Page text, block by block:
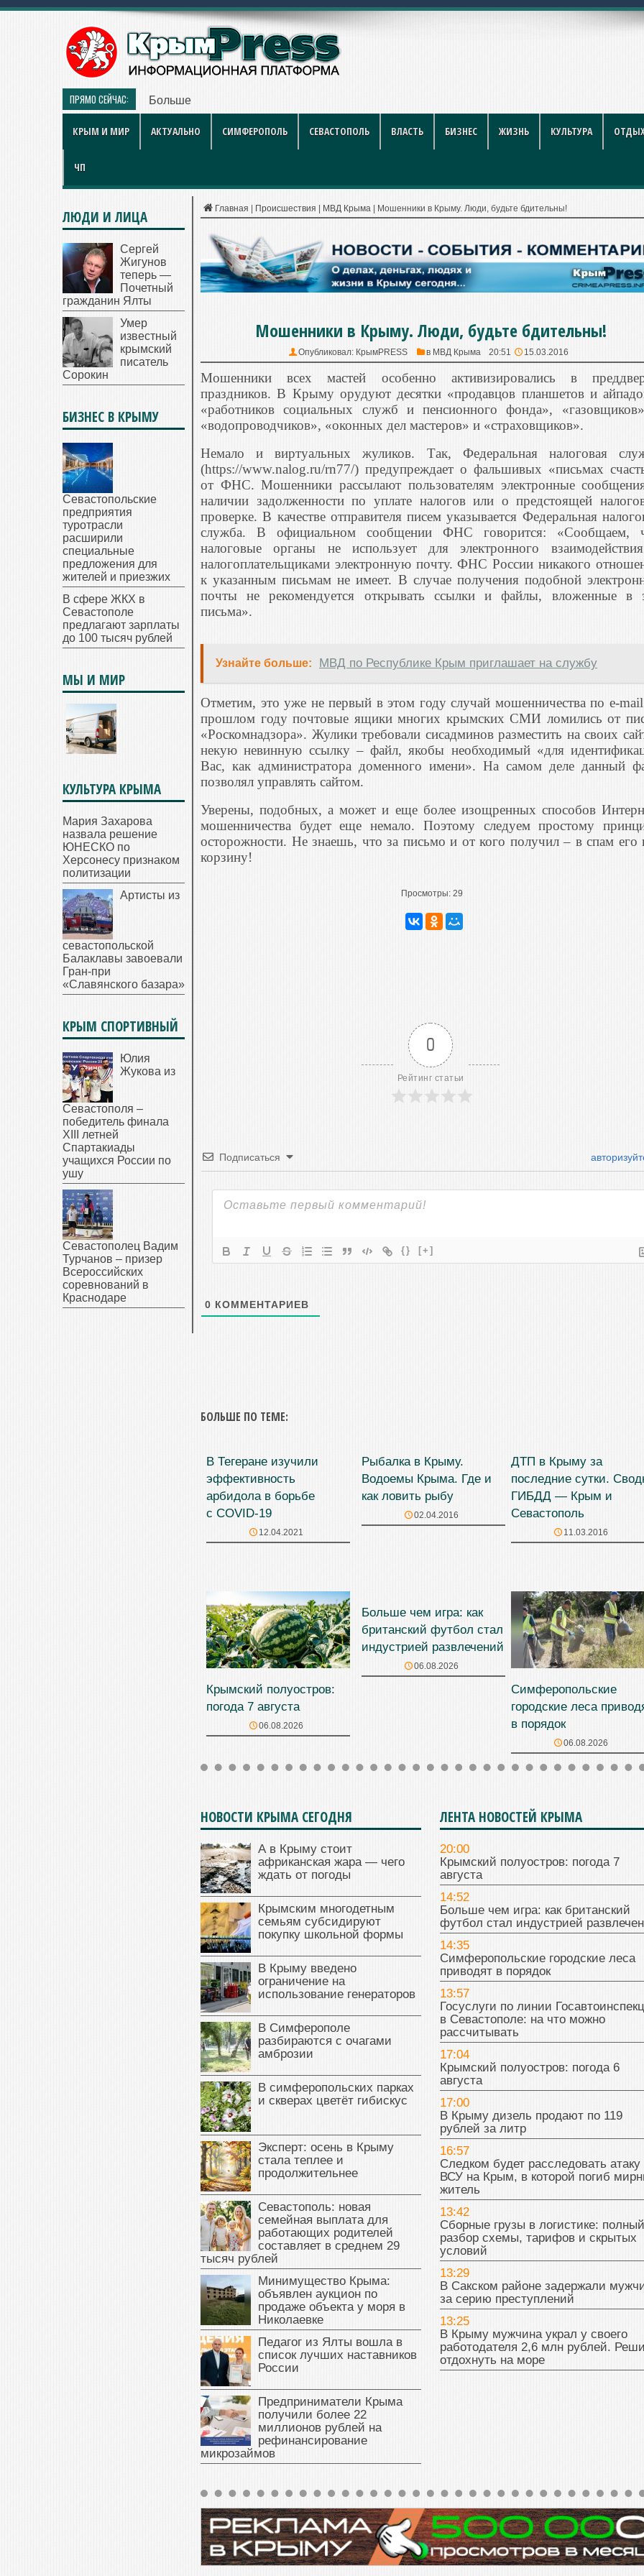
ПРЯМО СЕЙЧАС: Больше чем игра: как британский футбол стал индустрие
КРЫМ И МИР АКТУАЛЬНО СИМФЕРОПОЛЬ СЕВАСТОПОЛЬ ВЛАСТЬ БИЗНЕС ЖИЗНЬ КУЛЬТУРА
ЧП
Главная Происшествия МВД Крыма Мошенники в Крыму. Люди, будьте бдительны!
Мошенники в Крыму. Люди, будьте бдительны!
Опубликовал: КрымPRESS в МВД Крыма 20:51 15.03.2016
Мошенники всех мастей особенно активизировались в
праздников. В Крыму орудуют десятки «продавцов планшетов и
«работников социальных служб и пенсионного фонда»,
«водопроводчиков», «оконных дел мастеров» и «страховщиков».
Немало и виртуальных жуликов. Так, Федеральная налоговая
(https://www.nalog.ru/rn77/) предупреждает о фальшивых «письмах
от ФНС. Мошенники рассылают пользователям электронные
наличии задолженности по уплате налогов или о предстоящей
проверке. В качестве отправителя писем указывается Федеральная
служба. В официальном сообщении ФНС говорится: «Сообщаем,
налоговые органы не использует для электронного
налогоплательщиками электронную почту. ФНС России никакого
к указанным письмам не имеет. В случае получения подобной
почты не рекомендуется открывать ссылки и файлы, вложенные в
письма».
Узнайте больше: МВД по Республике Крым приглашает на службу
Отметим, это уже не первый в этом году случай мошенничества по e-
прошлом году почтовые ящики многих крымских СМИ ломились от
«Роскомнадзора». Жулики требовали сисадминов разместить на своих
некую невинную ссылку – файл, якобы необходимый «для
Вас, как администратора доменного имени». На самом деле данный
позволял управлять сайтом.
Уверены, подобных, а может и еще более изощренных способов
мошенничества будет еще немало. Поэтому следуем простому
осторожности. Не знаешь, что за письмо и от кого получил – в спам его
корзину!
Просмотры: 29
0
Рейтинг статьи
Подписаться
{} [+]
0 КОММЕНТАРИЕВ
БОЛЬШЕ ПО ТЕМЕ:
В Тегеране изучили
эффективность
арбидола в борьбе
с COVID-19
12.04.2021
Рыбалка в Крыму.
Водоемы Крыма. Где и
как ловить рыбу
02.04.2016
ДТП в Крыму за
последние сутки.
ГИБДД — Крым и
Севастополь
11.03.2016
Крымский полуостров:
погода 7 августа
06.08.2026
Больше чем игра: как
британский футбол стал
индустрией развлечений
06.08.2026
Симферопольские
городские леса
в порядок
06.08.2026
НОВОСТИ КРЫМА СЕГОДНЯ
А в Крыму стоит
африканская жара — чего
ждать от погоды
Крымским многодетным
семьям субсидируют
покупку школьной формы
В Крыму введено
ограничение на
использование генераторов
В Симферополе
разбираются с очагами
амброзии
В симферопольских парках
и скверах цветёт гибискус
Эксперт: осень в Крыму
стала теплее и
продолжительнее
Севастополь: новая
семейная выплата для
работающих родителей
составляет в среднем 29
тысяч рублей
Минимущество Крыма:
объявлен аукцион по
продаже объекта у моря в
Николаевке
Педагог из Ялты вошла в
список лучших наставников
России
Предприниматели Крыма
получили более 22
миллионов рублей на
рефинансирование
микрозаймов
ЛЕНТА НОВОСТЕЙ КРЫМА
20:00
Крымский полуостров: погода 7
августа
14:52
Больше чем игра: как британский
футбол стал индустрией
14:35
Симферопольские городские леса
приводят в порядок
13:57
Госуслуги по линии
в Севастополе: на что можно
рассчитывать
17:04
Крымский полуостров: погода 6
августа
17:00
В Крыму дизель продают по 119
рублей за литр
16:57
Следком будет расследовать атаку
ВСУ на Крым, в которой погиб
житель
13:42
Сборные грузы в логистике: полный
разбор схемы, тарифов и скрытых
условий
13:29
В Сакском районе задержали
за серию преступлений
13:25
В Крыму мужчина украл у своего
работодателя 2,6 млн рублей.
отдохнуть на море
ЛЮДИ И ЛИЦА
Сергей
Жигунов
теперь —
Почетный
гражданин Ялты
Умер
известный
крымский
писатель
Сорокин
БИЗНЕС В КРЫМУ
Севастопольские
предприятия
туротрасли
расширили
специальные
предложения для
жителей и приезжих
В сфере ЖКХ в
Севастополе
предлагают зарплаты
до 100 тысяч рублей
МЫ И МИР
КУЛЬТУРА КРЫМА
Мария Захарова
назвала решение
ЮНЕСКО по
Херсонесу признаком
политизации
Артисты из
севастопольской
Балаклавы завоевали
Гран-при
«Славянского базара»
КРЫМ СПОРТИВНЫЙ
Юлия
Жукова из
Севастополя –
победитель финала
XIII летней
Спартакиады
учащихся России по
ушу
Севастополец Вадим
Турчанов – призер
Всероссийских
соревнований в
Краснодаре